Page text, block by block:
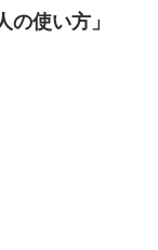
使い方」